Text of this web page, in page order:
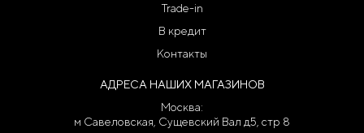
Trade-in
В кредит
Контакты
АДРЕСА НАШИХ МАГАЗИНОВ
Москва:
м Савеловская, Сущевский Вал д5, стр 8